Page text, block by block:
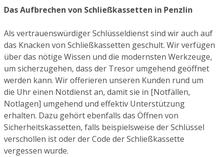
Das Aufbrechen von Schließkassetten in Penzlin
Als vertrauenswürdiger Schlüsseldienst sind wir auch auf
das Knacken von Schließkassetten geschult. Wir verfügen
über das nötige Wissen und die modernsten Werkzeuge,
um sicherzugehen, dass der Tresor umgehend geöffnet
werden kann. Wir offerieren unseren Kunden rund um
die Uhr einen Notdienst an, damit sie in [Notfällen,
Notlagen] umgehend und effektiv Unterstützung
erhalten. Dazu gehört ebenfalls das Öffnen von
Sicherheitskassetten, falls beispielsweise der Schlüssel
verschollen ist oder der Code der Schließkassette
vergessen wurde.